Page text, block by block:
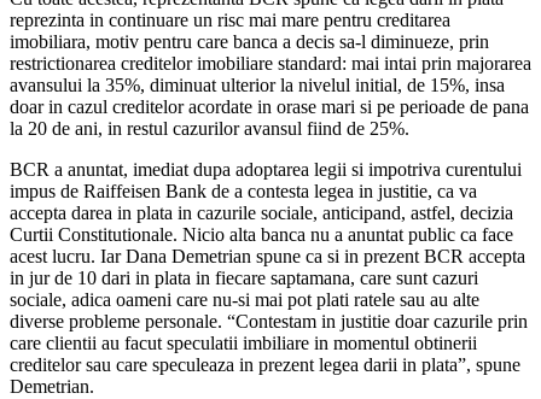
reprezinta in continuare un risc mai mare pentru creditarea
imobiliara, motiv pentru care banca a decis sa-l diminueze, prin
restrictionarea creditelor imobiliare standard: mai intai prin majorarea
avansului la 35%, diminuat ulterior la nivelul initial, de 15%, insa
doar in cazul creditelor acordate in orase mari si pe perioade de pana
la 20 de ani, in restul cazurilor avansul fiind de 25%.
BCR a anuntat, imediat dupa adoptarea legii si impotriva curentului
impus de Raiffeisen Bank de a contesta legea in justitie, ca va
accepta darea in plata in cazurile sociale, anticipand, astfel, decizia
Curtii Constitutionale. Nicio alta banca nu a anuntat public ca face
acest lucru. Iar Dana Demetrian spune ca si in prezent BCR accepta
in jur de 10 dari in plata in fiecare saptamana, care sunt cazuri
sociale, adica oameni care nu-si mai pot plati ratele sau au alte
diverse probleme personale. “Contestam in justitie doar cazurile prin
care clientii au facut speculatii imbiliare in momentul obtinerii
creditelor sau care speculeaza in prezent legea darii in plata”, spune
Demetrian.